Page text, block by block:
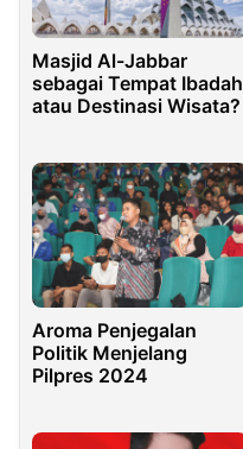
Masjid Al-Jabbar
sebagai Tempat Ibadah
atau Destinasi Wisata?
Aroma Penjegalan
Politik Menjelang
Pilpres 2024